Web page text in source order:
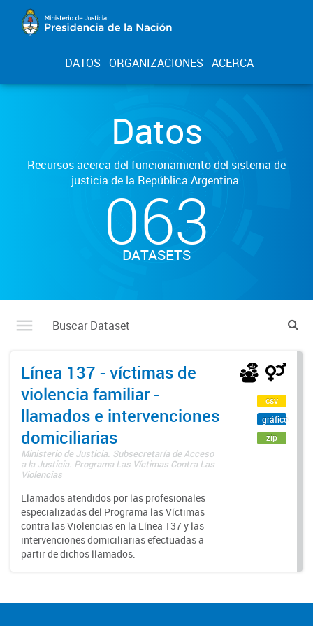
DATOS ORGANIZACIONES ACERCA
Datos
Recursos acerca del funcionamiento del sistema de
justicia de la República Argentina.
063
DATASETS
Línea 137 - víctimas de
violencia familiar -
llamados e intervenciones
domiciliarias
Ministerio de Justicia. Subsecretaría de Acceso
a la Justicia. Programa Las Víctimas Contra Las
Violencias
Llamados atendidos por las profesionales
especializadas del Programa las Víctimas
contra las Violencias en la Línea 137 y las
intervenciones domiciliarias efectuadas a
partir de dichos llamados.
csv
gráfico
zip